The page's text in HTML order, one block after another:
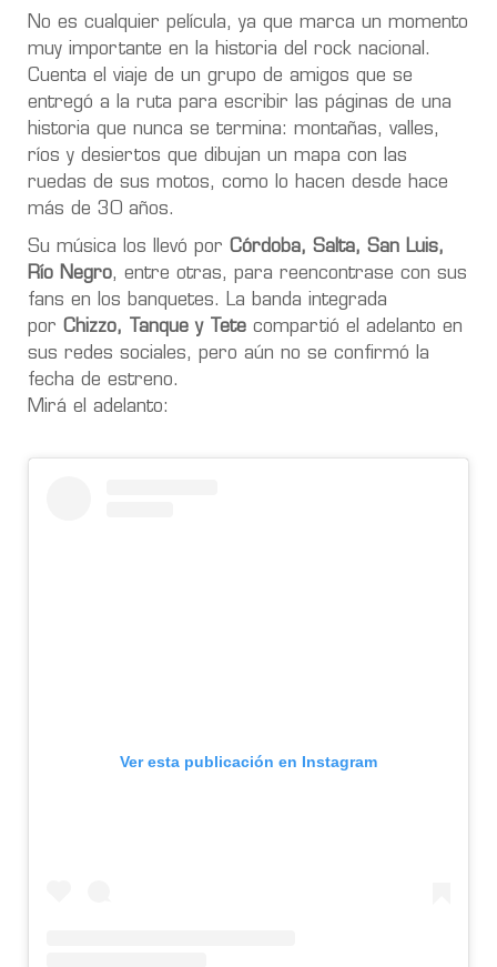
No es cualquier película, ya que marca un momento
muy importante en la historia del rock nacional.
Cuenta el viaje de un grupo de amigos que se
entregó a la ruta para escribir las páginas de una
historia que nunca se termina: montañas, valles,
ríos y desiertos que dibujan un mapa con las
ruedas de sus motos, como lo hacen desde hace
más de 30 años.
Su música los llevó por Córdoba, Salta, San Luis,
Río Negro, entre otras, para reencontrase con sus
fans en los banquetes. La banda integrada
por Chizzo, Tanque y Tete compartió el adelanto en
sus redes sociales, pero aún no se confirmó la
fecha de estreno.
Mirá el adelanto:
Ver esta publicación en Instagram